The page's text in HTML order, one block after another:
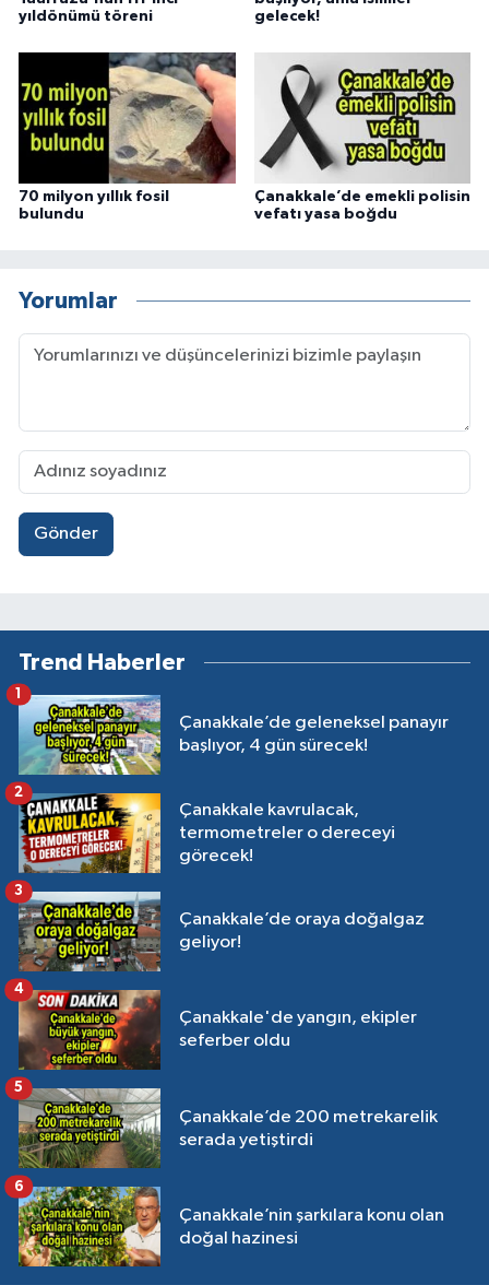
yıldönümü töreni
gelecek!
70 milyon yıllık fosil
bulundu
Çanakkale’de emekli polisin
vefatı yasa boğdu
Yorumlar
Gönder
Trend Haberler
Çanakkale’de geleneksel panayır
başlıyor, 4 gün sürecek!
1
Çanakkale kavrulacak,
termometreler o dereceyi
görecek!
2
Çanakkale’de oraya doğalgaz
geliyor!
3
Çanakkale'de yangın, ekipler
seferber oldu
4
Çanakkale’de 200 metrekarelik
serada yetiştirdi
5
Çanakkale’nin şarkılara konu olan
doğal hazinesi
6